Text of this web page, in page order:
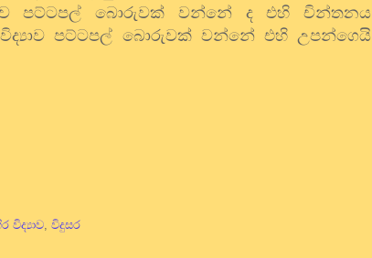
පට්ටපල් බොරුවක් වන්නේ ද එහි චින්තනය
පට්ටපල් බොරුවක් වන්නේ එහි උපන්ගෙයි
විද්‍යාව විදුසර